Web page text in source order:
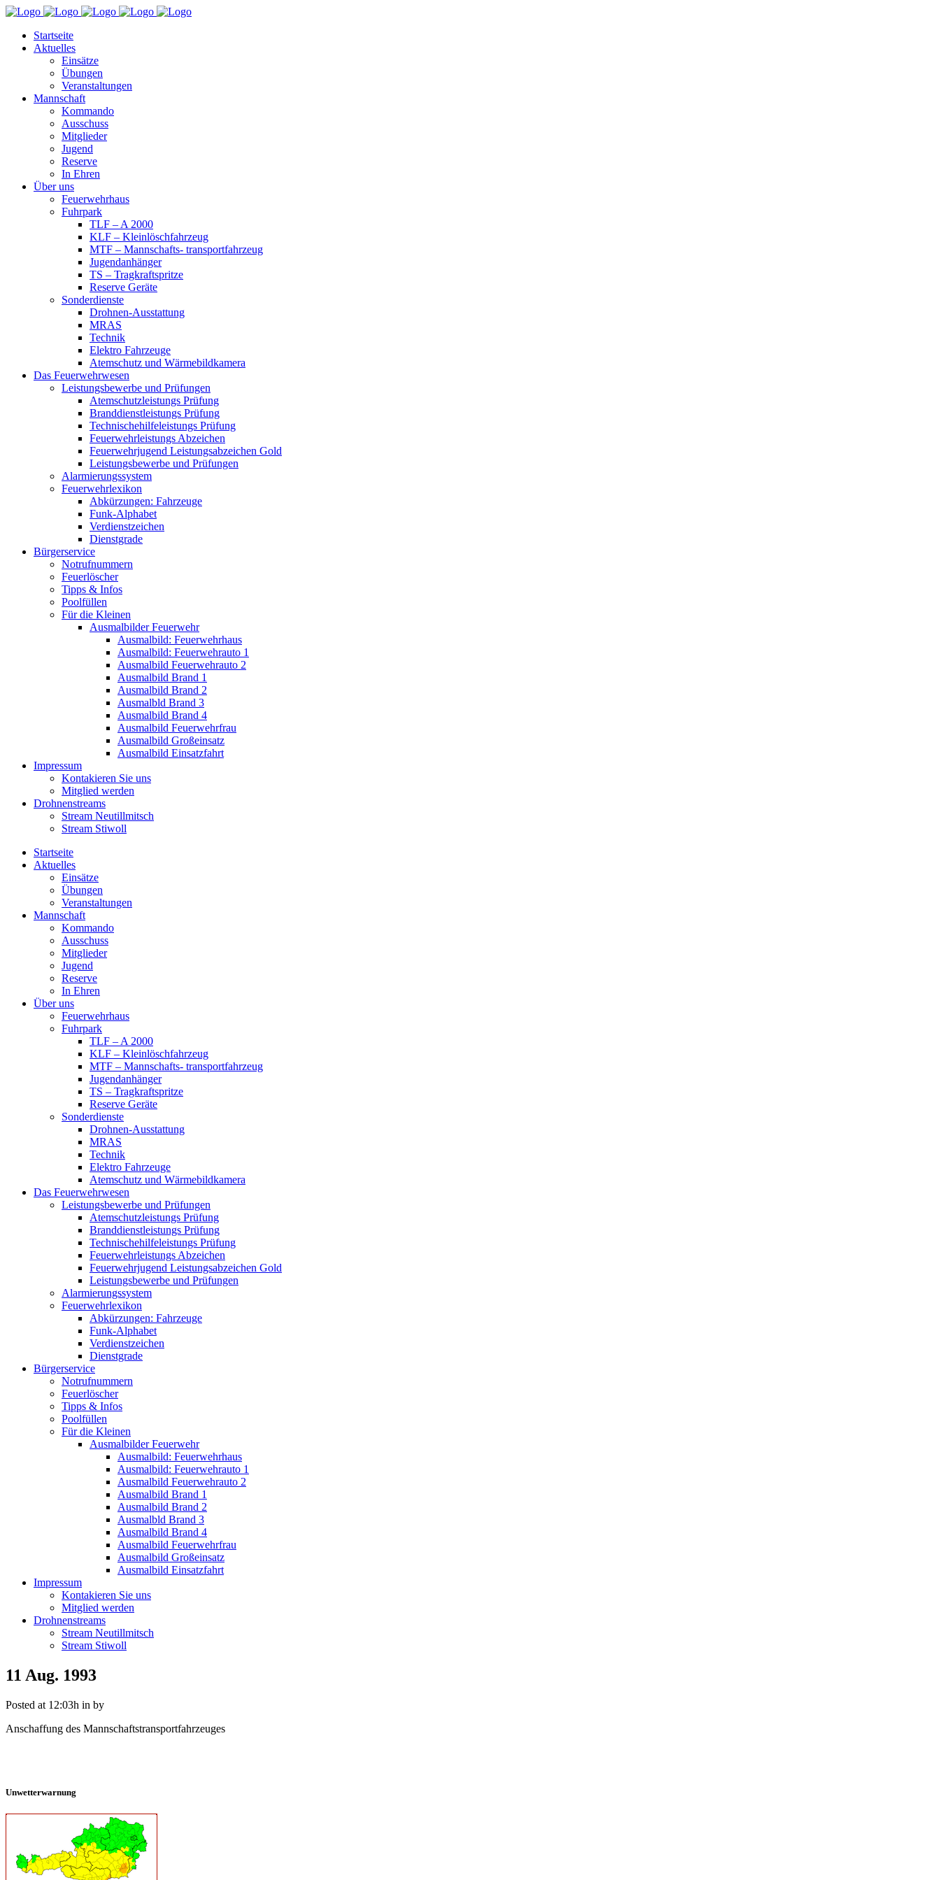
Startseite
Aktuelles
Einsätze
Übungen
Veranstaltungen
Mannschaft
Kommando
Ausschuss
Mitglieder
Jugend
Reserve
In Ehren
Über uns
Feuerwehrhaus
Fuhrpark
TLF – A 2000
KLF – Kleinlöschfahrzeug
MTF – Mannschafts- transportfahrzeug
Jugendanhänger
TS – Tragkraftspritze
Reserve Geräte
Sonderdienste
Drohnen-Ausstattung
MRAS
Technik
Elektro Fahrzeuge
Atemschutz und Wärmebildkamera
Das Feuerwehrwesen
Leistungsbewerbe und Prüfungen
Atemschutzleistungs Prüfung
Branddienstleistungs Prüfung
Technischehilfeleistungs Prüfung
Feuerwehrleistungs Abzeichen
Feuerwehrjugend Leistungsabzeichen Gold
Leistungsbewerbe und Prüfungen
Alarmierungssystem
Feuerwehrlexikon
Abkürzungen: Fahrzeuge
Funk-Alphabet
Verdienstzeichen
Dienstgrade
Bürgerservice
Notrufnummern
Feuerlöscher
Tipps & Infos
Poolfüllen
Für die Kleinen
Ausmalbilder Feuerwehr
Ausmalbild: Feuerwehrhaus
Ausmalbild: Feuerwehrauto 1
Ausmalbild Feuerwehrauto 2
Ausmalbild Brand 1
Ausmalbild Brand 2
Ausmalbld Brand 3
Ausmalbild Brand 4
Ausmalbild Feuerwehrfrau
Ausmalbild Großeinsatz
Ausmalbild Einsatzfahrt
Impressum
Kontakieren Sie uns
Mitglied werden
Drohnenstreams
Stream Neutillmitsch
Stream Stiwoll
Startseite
Aktuelles
Einsätze
Übungen
Veranstaltungen
Mannschaft
Kommando
Ausschuss
Mitglieder
Jugend
Reserve
In Ehren
Über uns
Feuerwehrhaus
Fuhrpark
TLF – A 2000
KLF – Kleinlöschfahrzeug
MTF – Mannschafts- transportfahrzeug
Jugendanhänger
TS – Tragkraftspritze
Reserve Geräte
Sonderdienste
Drohnen-Ausstattung
MRAS
Technik
Elektro Fahrzeuge
Atemschutz und Wärmebildkamera
Das Feuerwehrwesen
Leistungsbewerbe und Prüfungen
Atemschutzleistungs Prüfung
Branddienstleistungs Prüfung
Technischehilfeleistungs Prüfung
Feuerwehrleistungs Abzeichen
Feuerwehrjugend Leistungsabzeichen Gold
Leistungsbewerbe und Prüfungen
Alarmierungssystem
Feuerwehrlexikon
Abkürzungen: Fahrzeuge
Funk-Alphabet
Verdienstzeichen
Dienstgrade
Bürgerservice
Notrufnummern
Feuerlöscher
Tipps & Infos
Poolfüllen
Für die Kleinen
Ausmalbilder Feuerwehr
Ausmalbild: Feuerwehrhaus
Ausmalbild: Feuerwehrauto 1
Ausmalbild Feuerwehrauto 2
Ausmalbild Brand 1
Ausmalbild Brand 2
Ausmalbld Brand 3
Ausmalbild Brand 4
Ausmalbild Feuerwehrfrau
Ausmalbild Großeinsatz
Ausmalbild Einsatzfahrt
Impressum
Kontakieren Sie uns
Mitglied werden
Drohnenstreams
Stream Neutillmitsch
Stream Stiwoll
11 Aug. 1993
Posted at 12:03h in by
Anschaffung des Mannschaftstransportfahrzeuges
Unwetterwarnung